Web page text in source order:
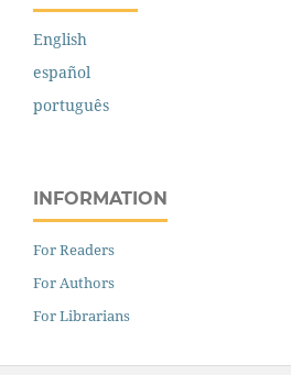
English
español
português
INFORMATION
For Readers
For Authors
For Librarians